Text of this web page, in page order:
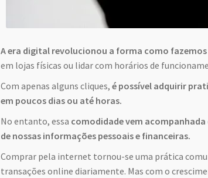
A era digital revolucionou a forma como
em lojas físicas ou lidar com horários de
Com apenas alguns cliques, é possível adquirir
em poucos dias ou até horas.
No entanto, essa comodidade vem
de nossas informações pessoais e financeiras.
Comprar pela internet tornou-se uma prática
transações online diariamente. Mas com o